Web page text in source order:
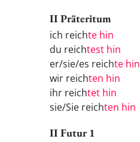
II Präteritum
ich reichte hin
du reichtest hin
er/sie/es reichte hin
wir reichten hin
ihr reichtet hin
sie/Sie reichten hin
II Futur 1